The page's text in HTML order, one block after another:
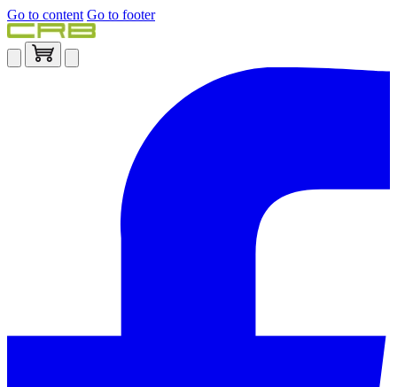
Go to content Go to footer